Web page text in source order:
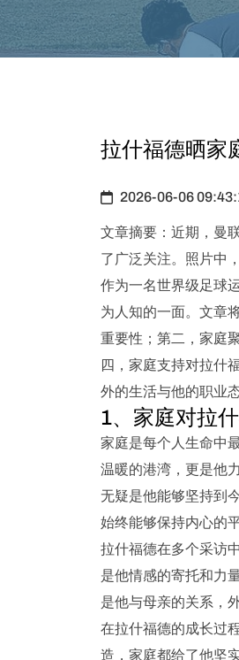
拉什福德晒家
2026-06-06
文章摘要：近期，曼
了广泛关注。照片中
作为一名世界级足球
为人知的一面。文章
重要性；第二，家庭
四，家庭支持对拉什
外的生活与他的职业态
1、家庭对拉
家庭是每个人生命中
温暖的港湾，更是他
无疑是他能够坚持到
始终能够保持内心的平
拉什福德在多个采访
是他情感的寄托和力
是他与母亲的关系，
在拉什福德的成长过
造，家庭都给了他坚